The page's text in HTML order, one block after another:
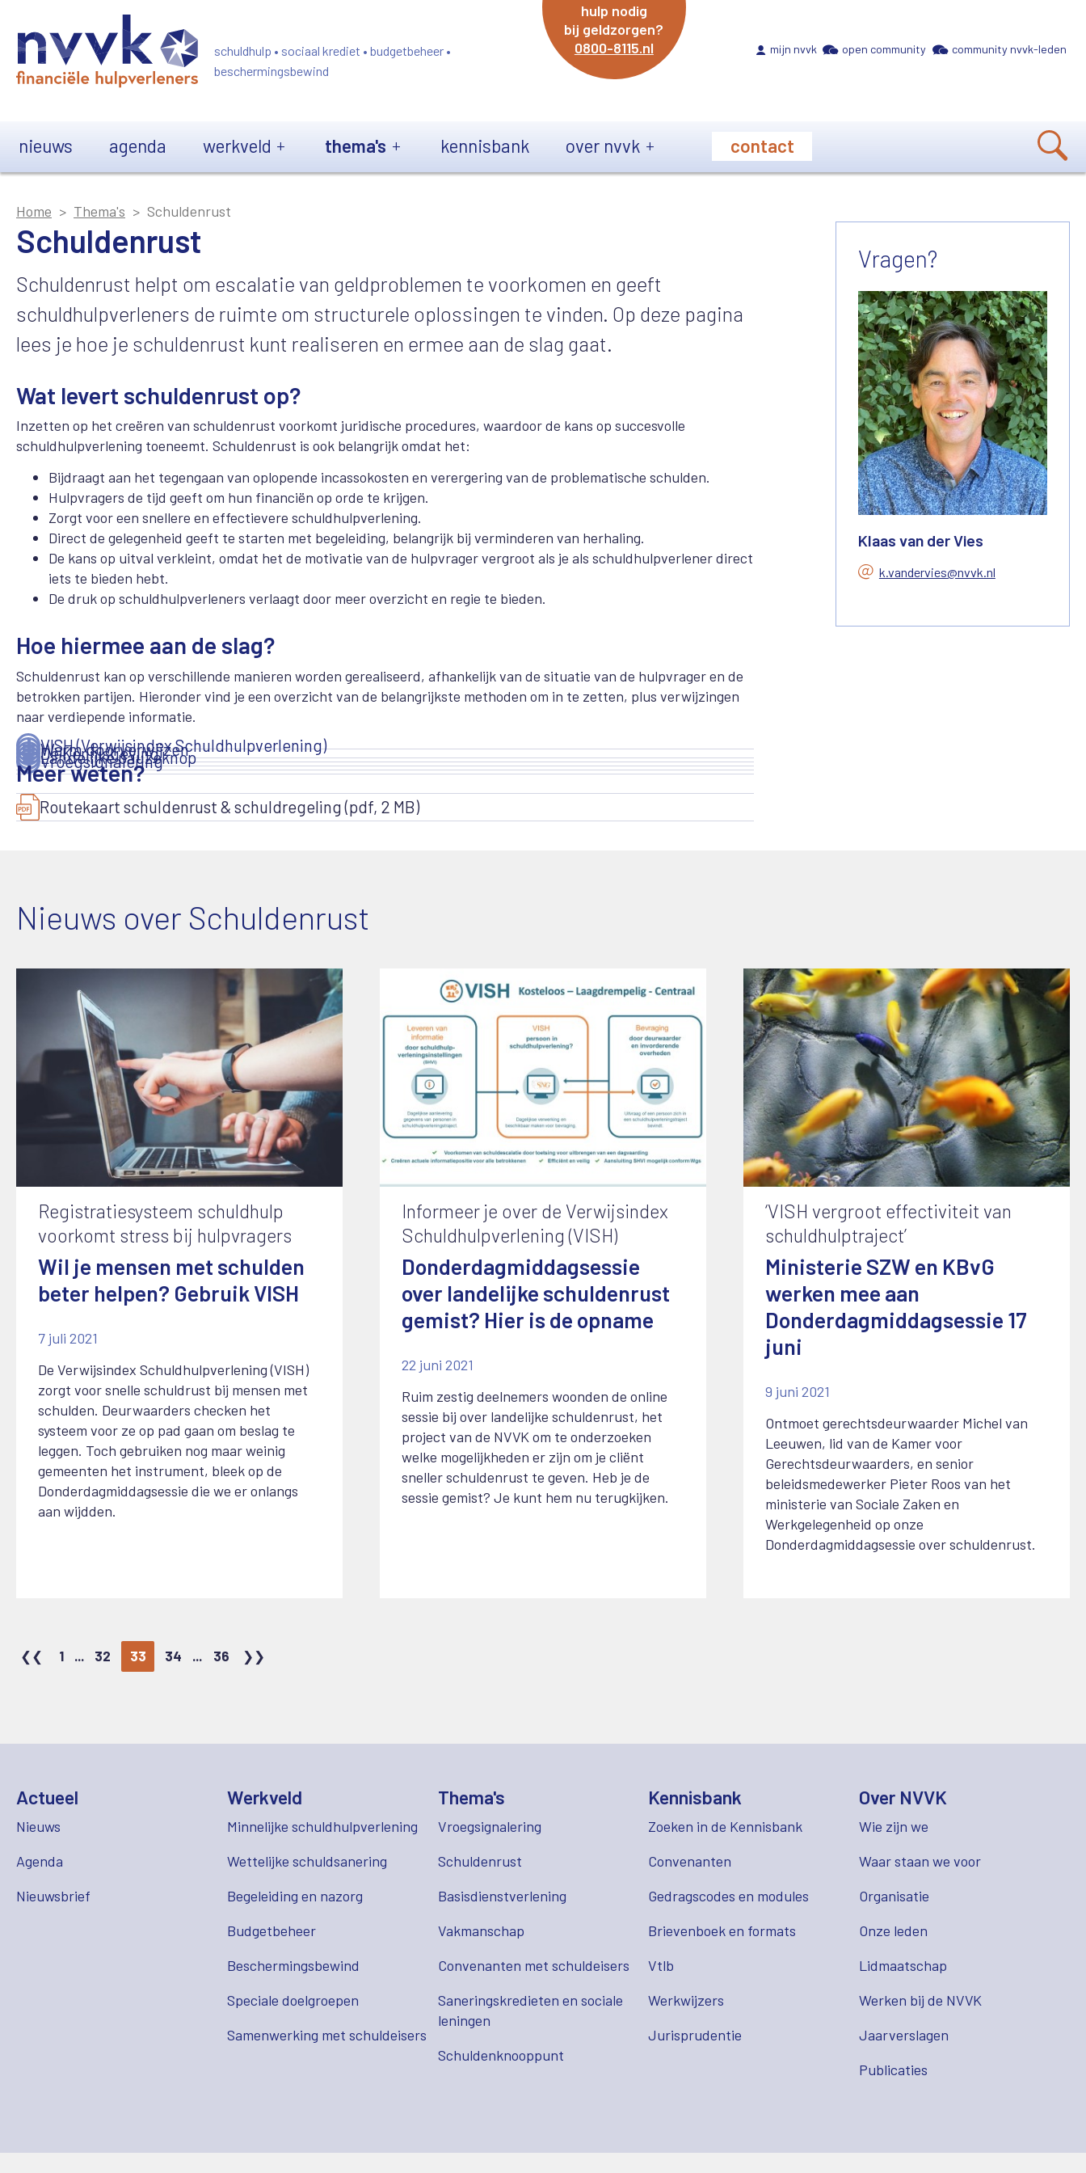
schuldhulp • sociaal krediet • budgetbeheer •
beschermingsbewind
hulp nodig
bij geldzorgen?
0800-8115.nl
mijn nvvk open community community nvvk-leden
nieuws agenda werkveld thema's kennisbank over nvvk contact
Home Thema's Schuldenrust
Schuldenrust
Schuldenrust helpt om escalatie van geldproblemen te voorkomen en geeft
schuldhulpverleners de ruimte om structurele oplossingen te vinden. Op deze pagina
lees je hoe je schuldenrust kunt realiseren en ermee aan de slag gaat.
Wat levert schuldenrust op?
Inzetten op het creëren van schuldenrust voorkomt juridische procedures, waardoor de kans op succesvolle
schuldhulpverlening toeneemt. Schuldenrust is ook belangrijk omdat het:
Bijdraagt aan het tegengaan van oplopende incassokosten en verergering van de problematische schulden.
Hulpvragers de tijd geeft om hun financiën op orde te krijgen.
Zorgt voor een snellere en effectievere schuldhulpverlening.
Direct de gelegenheid geeft te starten met begeleiding, belangrijk bij verminderen van herhaling.
De kans op uitval verkleint, omdat het de motivatie van de hulpvrager vergroot als je als schuldhulpverlener direct
iets te bieden hebt.
De druk op schuldhulpverleners verlaagt door meer overzicht en regie te bieden.
Hoe hiermee aan de slag?
Schuldenrust kan op verschillende manieren worden gerealiseerd, afhankelijk van de situatie van de hulpvrager en de
betrokken partijen. Hieronder vind je een overzicht van de belangrijkste methoden om in te zetten, plus verwijzingen
naar verdiepende informatie.
Vroegsignalering
Landelijke pauzeknop
De Kennisgeving
Warm doorverwijzen
VISH (Verwijsindex Schuldhulpverlening)
Meer weten?
Routekaart schuldenrust & schuldregeling (pdf, 2 MB)
Vragen?
Klaas van der Vies
k.vandervies@nvvk.nl
Nieuws over Schuldenrust
Registratiesysteem schuldhulp
voorkomt stress bij hulpvragers
Wil je mensen met schulden
beter helpen? Gebruik VISH
7 juli 2021
De Verwijsindex Schuldhulpverlening (VISH)
zorgt voor snelle schuldrust bij mensen met
schulden. Deurwaarders checken het
systeem voor ze op pad gaan om beslag te
leggen. Toch gebruiken nog maar weinig
gemeenten het instrument, bleek op de
Donderdagmiddagsessie die we er onlangs
aan wijdden.
Informeer je over de Verwijsindex
Schuldhulpverlening (VISH)
Donderdagmiddagsessie
over landelijke schuldenrust
gemist? Hier is de opname
22 juni 2021
Ruim zestig deelnemers woonden de online
sessie bij over landelijke schuldenrust, het
project van de NVVK om te onderzoeken
welke mogelijkheden er zijn om je cliënt
sneller schuldenrust te geven. Heb je de
sessie gemist? Je kunt hem nu terugkijken.
‘VISH vergroot effectiviteit van
schuldhulptraject’
Ministerie SZW en KBvG
werken mee aan
Donderdagmiddagsessie 17
juni
9 juni 2021
Ontmoet gerechtsdeurwaarder Michel van
Leeuwen, lid van de Kamer voor
Gerechtsdeurwaarders, en senior
beleidsmedewerker Pieter Roos van het
ministerie van Sociale Zaken en
Werkgelegenheid op onze
Donderdagmiddagsessie over schuldenrust.
1 ... 32 33 34 ... 36
Actueel
Nieuws
Agenda
Nieuwsbrief
Werkveld
Minnelijke schuldhulpverlening
Wettelijke schuldsanering
Begeleiding en nazorg
Budgetbeheer
Beschermingsbewind
Speciale doelgroepen
Samenwerking met schuldeisers
Thema's
Vroegsignalering
Schuldenrust
Basisdienstverlening
Vakmanschap
Convenanten met schuldeisers
Saneringskredieten en sociale
leningen
Schuldenknooppunt
Kennisbank
Zoeken in de Kennisbank
Convenanten
Gedragscodes en modules
Brievenboek en formats
Vtlb
Werkwijzers
Jurisprudentie
Over NVVK
Wie zijn we
Waar staan we voor
Organisatie
Onze leden
Lidmaatschap
Werken bij de NVVK
Jaarverslagen
Publicaties